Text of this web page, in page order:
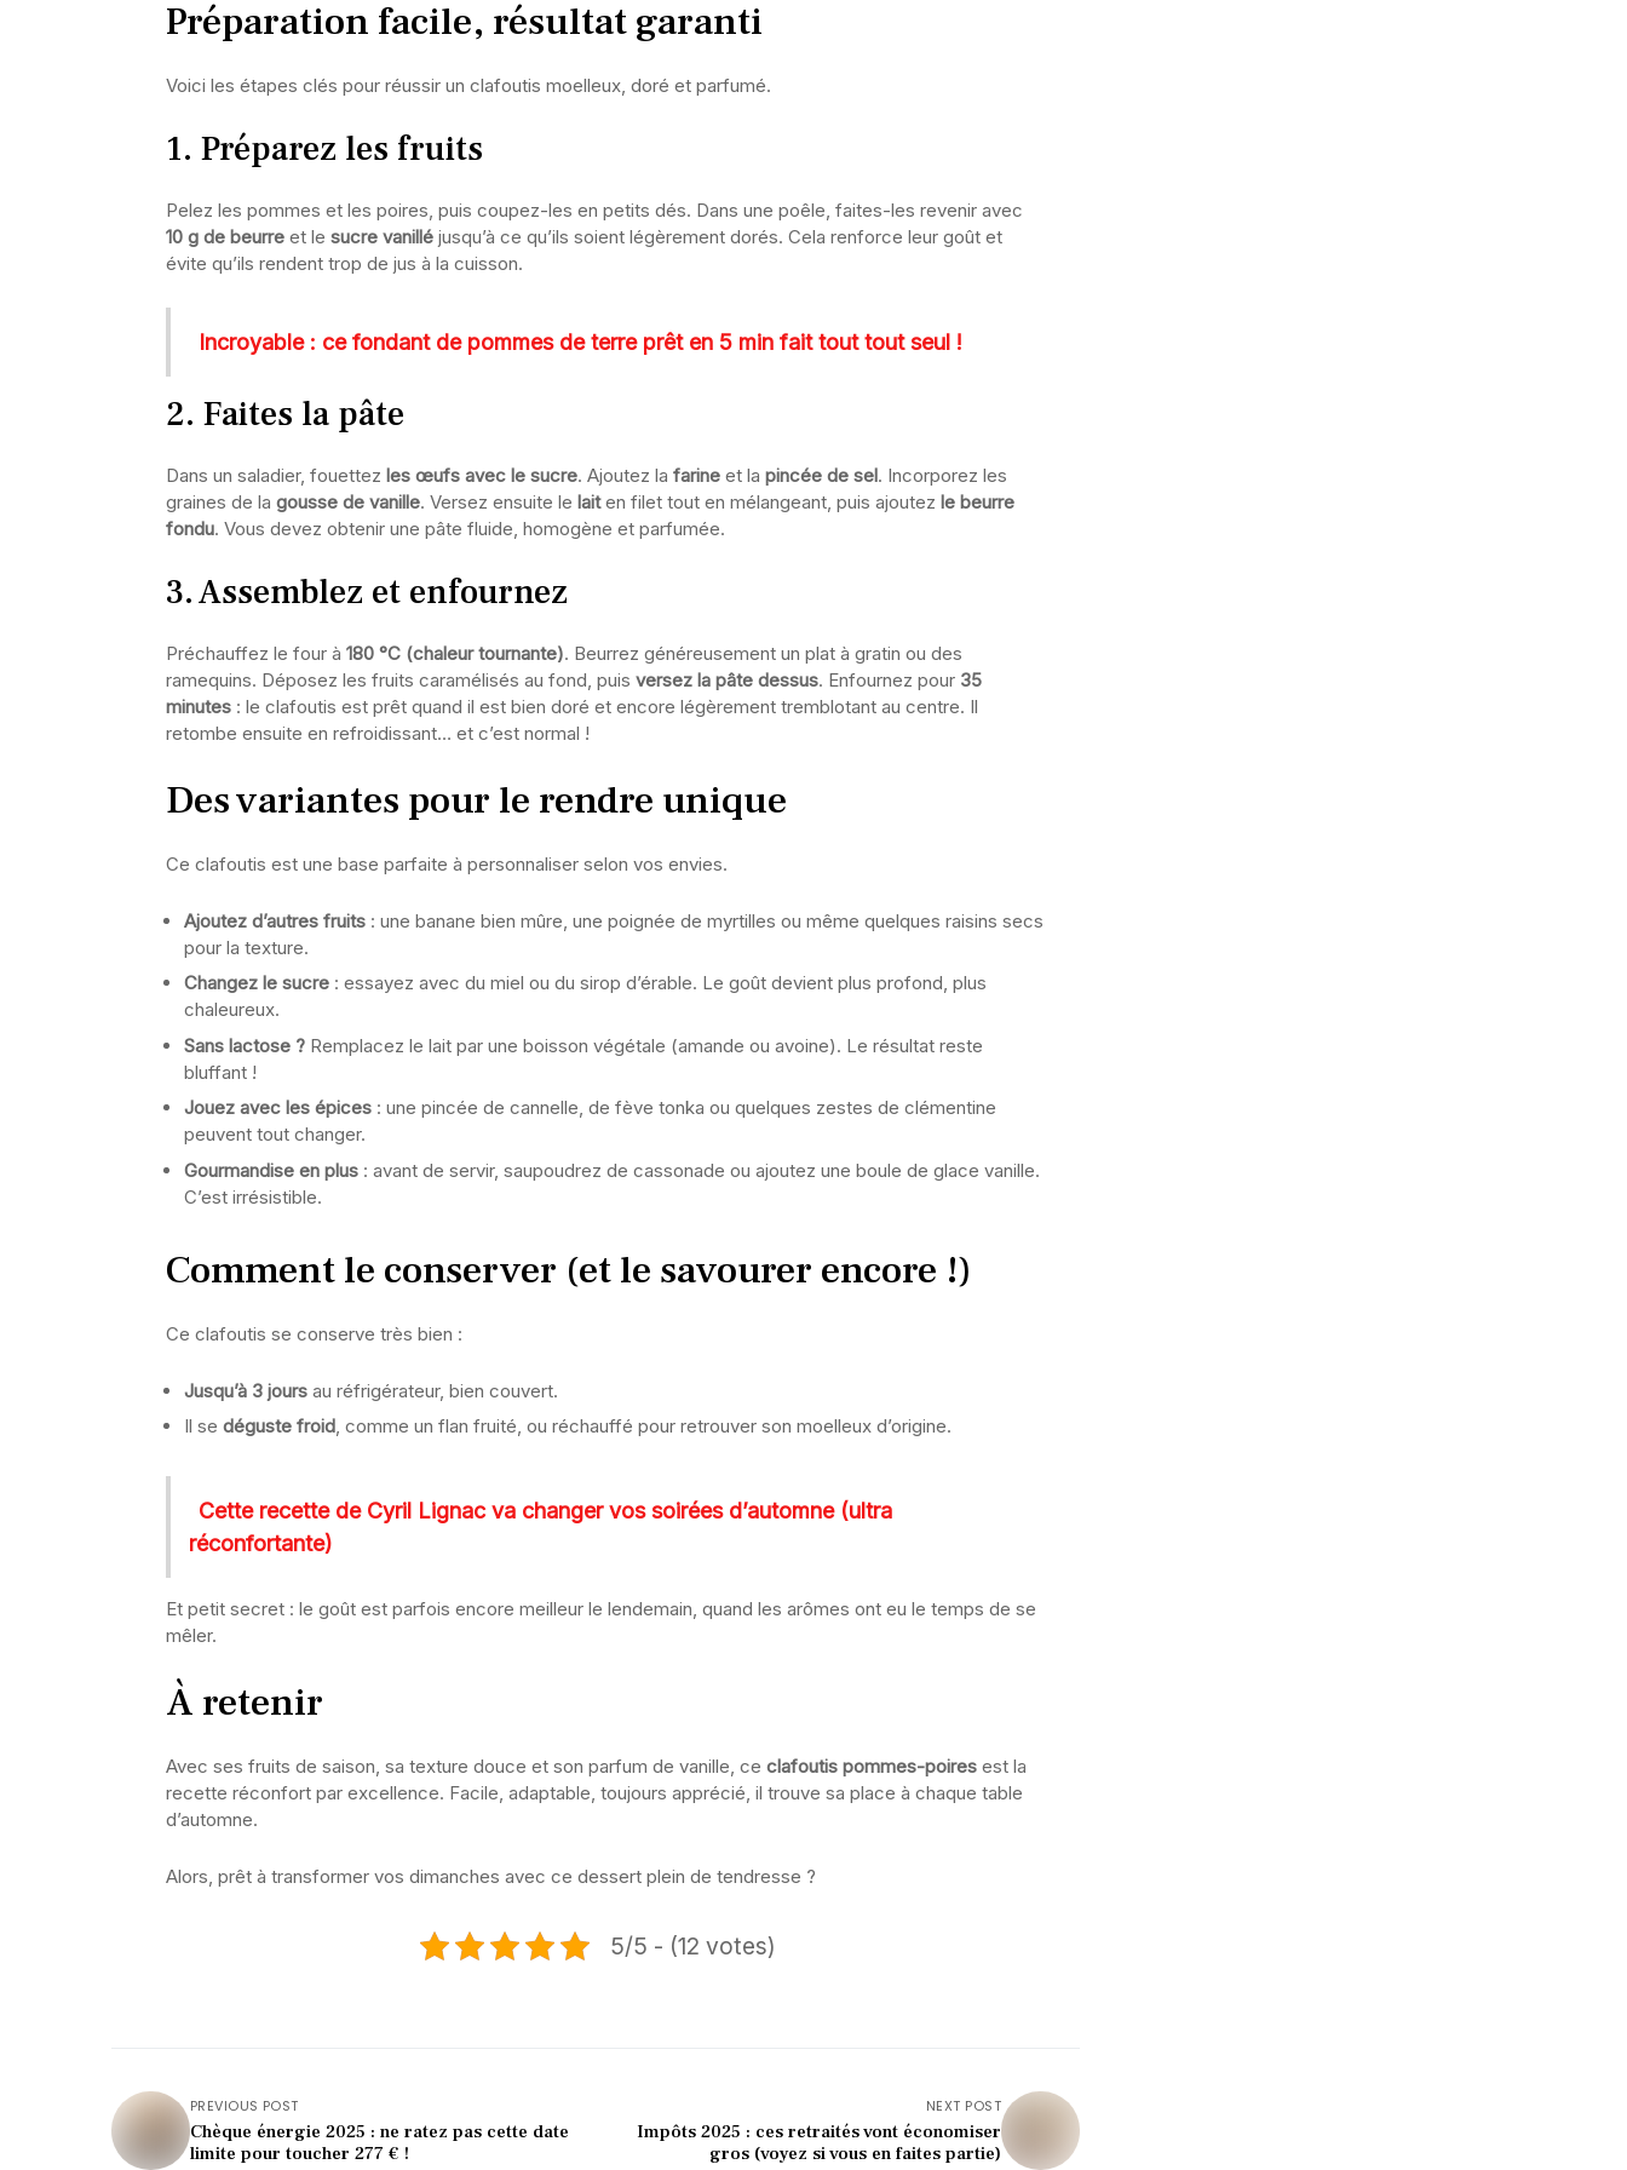
Préparation facile, résultat garanti
Voici les étapes clés pour réussir un clafoutis moelleux, doré et parfumé.
1. Préparez les fruits
Pelez les pommes et les poires, puis coupez-les en petits dés. Dans une poêle, faites-les revenir avec
10 g de beurre et le sucre vanillé jusqu’à ce qu’ils soient légèrement dorés. Cela renforce leur goût et
évite qu’ils rendent trop de jus à la cuisson.
Incroyable : ce fondant de pommes de terre prêt en 5 min fait tout tout seul !
2. Faites la pâte
Dans un saladier, fouettez les œufs avec le sucre. Ajoutez la farine et la pincée de sel. Incorporez les
graines de la gousse de vanille. Versez ensuite le laiten filet tout en mélangeant, puis ajoutez le beurre
fondu. Vous devez obtenir une pâte fluide, homogène et parfumée.
3. Assemblez et enfournez
Préchauffez le four à 180 °C (chaleur tournante). Beurrez généreusement un plat à gratin ou des
ramequins. Déposez les fruits caramélisés au fond, puis versez la pâte dessus. Enfournez pour 35
minutes : le clafoutis est prêt quand il est bien doré et encore légèrement tremblotant au centre. Il
retombe ensuite en refroidissant… et c’est normal !
Des variantes pour le rendre unique
Ce clafoutis est une base parfaite à personnaliser selon vos envies.
Ajoutez d’autres fruits : une banane bien mûre, une poignée de myrtilles ou même quelques raisins secs
pour la texture.
Changez le sucre : essayez avec du miel ou du sirop d’érable. Le goût devient plus profond, plus
chaleureux.
Sans lactose ? Remplacez le lait par une boisson végétale (amande ou avoine). Le résultat reste
bluffant !
Jouez avec les épices : une pincée de cannelle, de fève tonka ou quelques zestes de clémentine
peuvent tout changer.
Gourmandise en plus : avant de servir, saupoudrez de cassonade ou ajoutez une boule de glace vanille.
C’est irrésistible.
Comment le conserver (et le savourer encore !)
Ce clafoutis se conserve très bien :
Jusqu’à 3 jours au réfrigérateur, bien couvert.
Il se déguste froid, comme un flan fruité, ou réchauffé pour retrouver son moelleux d’origine.
Cette recette de Cyril Lignac va changer vos soirées d’automne (ultra
réconfortante)
Et petit secret : le goût est parfois encore meilleur le lendemain, quand les arômes ont eu le temps de se
mêler.
À retenir
Avec ses fruits de saison, sa texture douce et son parfum de vanille, ce clafoutis pommes-poires est la
recette réconfort par excellence. Facile, adaptable, toujours apprécié, il trouve sa place à chaque table
d’automne.
Alors, prêt à transformer vos dimanches avec ce dessert plein de tendresse ?
5/5 - (12 votes)
PREVIOUS POST
Chèque énergie 2025 : ne ratez pas cette date
limite pour toucher 277 € !
NEXT POST
Impôts 2025 : ces retraités vont économiser
gros (voyez si vous en faites partie)